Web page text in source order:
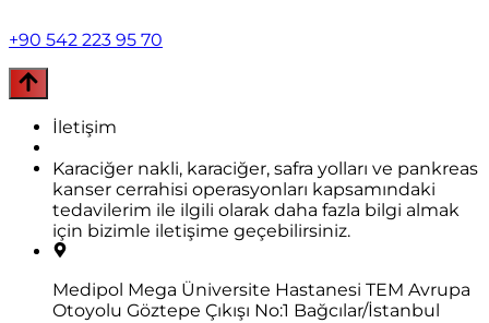
+90 542 223 95 70
İletişim
Karaciğer nakli, karaciğer, safra yolları ve pankreas
kanser cerrahisi operasyonları kapsamındaki
tedavilerim ile ilgili olarak daha fazla bilgi almak
için bizimle iletişime geçebilirsiniz.
Medipol Mega Üniversite Hastanesi TEM Avrupa
Otoyolu Göztepe Çıkışı No:1 Bağcılar/İstanbul